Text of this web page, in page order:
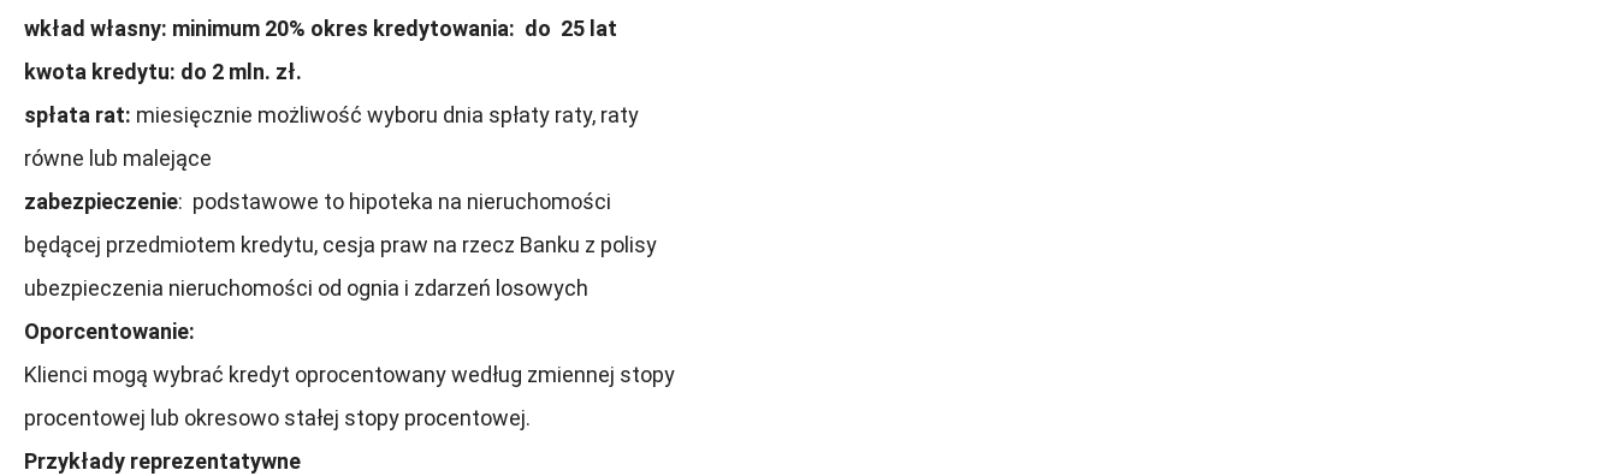
wkład własny: minimum 20% okres kredytowania: do 25 lat
kwota kredytu: do 2 mln. zł.
spłata rat: miesięcznie możliwość wyboru dnia spłaty raty, raty
równe lub malejące​
zabezpieczenie: podstawowe to hipoteka na nieruchomości
będącej przedmiotem kredytu, cesja praw na rzecz Banku z polisy
ubezpieczenia nieruchomości od ognia i zdarzeń losowych
Oporcentowanie:
Klienci mogą wybrać kredyt oprocentowany według zmiennej stopy
procentowej lub okresowo stałej stopy procentowej.
Przykłady reprezentatywne